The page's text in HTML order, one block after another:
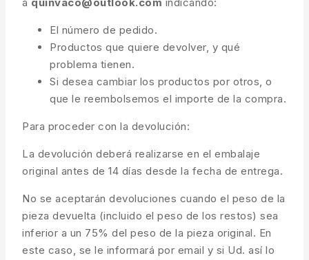
a quinvaco@outlook.com indicando:
El número de pedido.
Productos que quiere devolver, y qué
problema tienen.
Si desea cambiar los productos por otros, o
que le reembolsemos el importe de la compra.
Para proceder con la devolución:
La devolución deberá realizarse en el embalaje
original antes de 14 días desde la fecha de entrega.
No se aceptarán devoluciones cuando el peso de la
pieza devuelta (incluido el peso de los restos) sea
inferior a un 75% del peso de la pieza original. En
este caso, se le informará por email y si Ud. así lo